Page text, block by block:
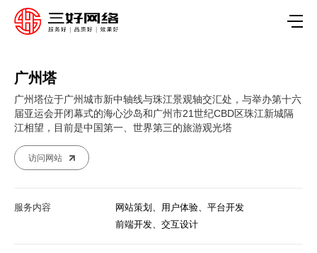
广州塔
广州塔位于广州城市新中轴线与珠江景观轴交汇处，与举办第十六
届亚运会开闭幕式的海心沙岛和广州市21世纪CBD区珠江新城隔
江相望，目前是中国第一、世界第三的旅游观光塔
访问网站
服务内容
网站策划、用户体验、平台开发
前端开发、交互设计